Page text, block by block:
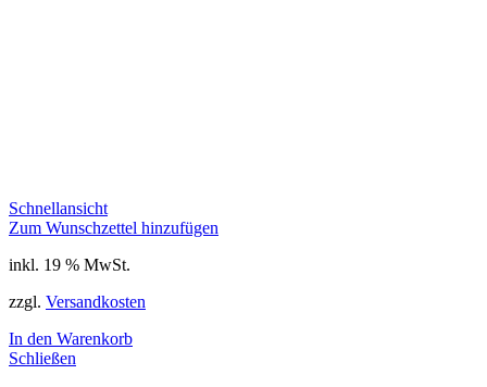
Schnellansicht
Zum Wunschzettel hinzufügen
inkl. 19 % MwSt.
zzgl. Versandkosten
In den Warenkorb
Schließen